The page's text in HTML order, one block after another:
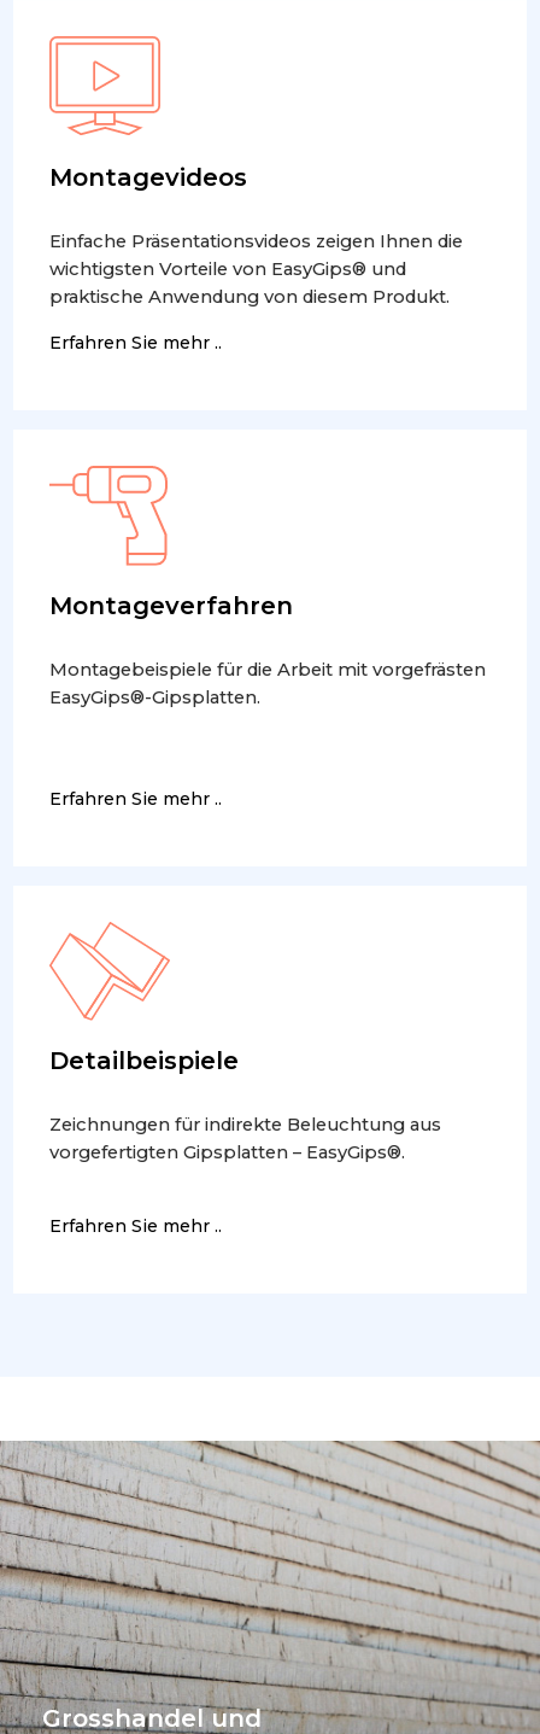
Montagevideos
Einfache Präsentationsvideos zeigen Ihnen die
wichtigsten Vorteile von EasyGips® und
praktische Anwendung von diesem Produkt.
Erfahren Sie mehr ..
Montageverfahren
Montagebeispiele für die Arbeit mit vorgefrästen
EasyGips®-Gipsplatten.
Erfahren Sie mehr ..
Detailbeispiele
Zeichnungen für indirekte Beleuchtung aus
vorgefertigten Gipsplatten – EasyGips®.
Erfahren Sie mehr ..
Grosshandel und